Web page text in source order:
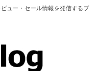
ュー・セール情報を発信するブ